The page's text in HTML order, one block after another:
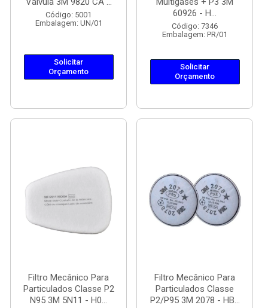
Código: 5001
Embalagem: UN/01
Solicitar
Orçamento
60926 - H...
Código: 7346
Embalagem: PR/01
Solicitar
Orçamento
Filtro Mecânico Para
Particulados Classe P2
N95 3M 5N11 - H0...
Filtro Mecânico Para
Particulados Classe
P2/P95 3M 2078 - HB...